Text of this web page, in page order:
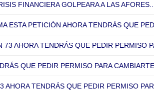
FINANCIERA GOLPEARA A LAS
ESTA PETICIÓN AHORA TENDRÁS QUE
73 AHORA TENDRÁS QUE PEDIR PERMISO
QUE PEDIR PERMISO PARA
AHORA TENDRÁS QUE PEDIR PERMISO